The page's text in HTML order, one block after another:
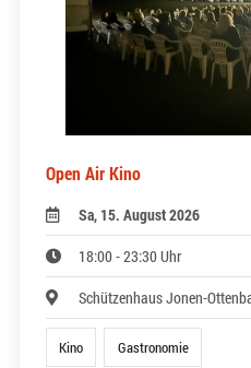
Open Air Kino
Sa, 15. August 2026
18:00 - 23:30 Uhr
Schützenhaus Jonen-
Kino Gastronomie